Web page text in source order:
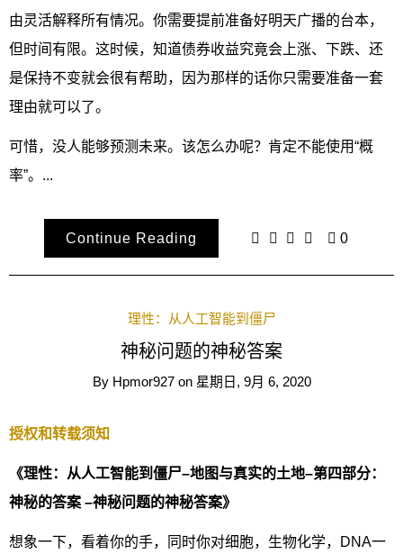
由灵活解释所有情况。你需要提前准备好明天广播的台本，
但时间有限。这时候，知道债券收益究竟会上涨、下跌、还
是保持不变就会很有帮助，因为那样的话你只需要准备一套
理由就可以了。
可惜，没人能够预测未来。该怎么办呢？肯定不能使用“概
率”。...
Continue Reading 0
理性：从人工智能到僵尸
神秘问题的神秘答案
By Hpmor927 on 星期日, 9月 6, 2020
授权和转载须知
《理性：从人工智能到僵尸–地图与真实的土地–第四部分：
神秘的答案 –神秘问题的神秘答案》
想象一下，看着你的手，同时你对细胞，生物化学，DNA一